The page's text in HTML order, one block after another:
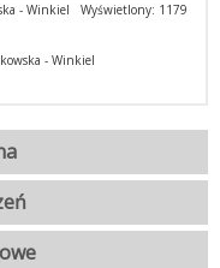
Wyświetlony: 1179
- Winkiel
- Winkiel